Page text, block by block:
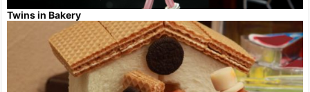
Twins in Bakery